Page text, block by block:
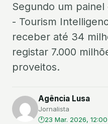
Segundo um
- Tourism
receber até 34
registar 7.000
proveitos.
Agência Lusa
Jornalista
23 Mar. 2026, 12:00